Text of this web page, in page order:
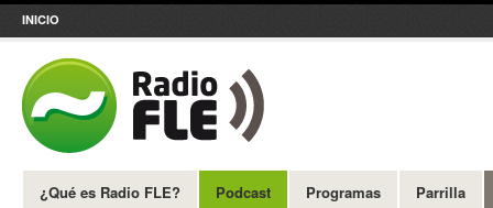
INICIO
¿Qué es Radio FLE? Podcast Programas Parrilla